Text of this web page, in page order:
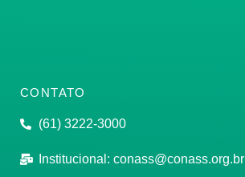
CONTATO
(61) 3222-3000
Institucional: conass@conass.org.br